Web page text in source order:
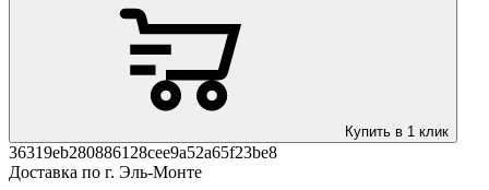
Купить в 1 клик
36319eb280886128cee9a52a65f23be8
Доставка по г. Эль-Монте